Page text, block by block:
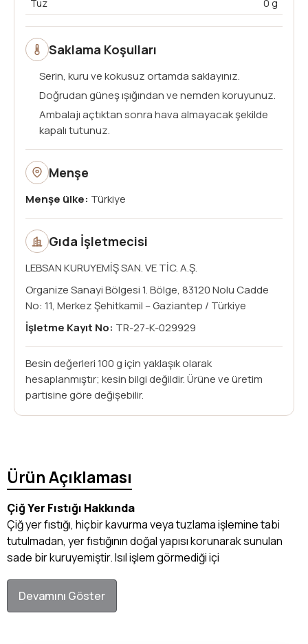
Tuz 0 g
Menşe
Menşe ülke: Türkiye
Saklama Koşulları
Serin, kuru ve kokusuz ortamda saklayınız.
Doğrudan güneş ışığından ve nemden koruyunuz.
Ambalajı açtıktan sonra hava almayacak şekilde
kapalı tutunuz.
Gıda İşletmecisi
LEBSAN KURUYEMİŞ SAN. VE TİC. A.Ş.
Organize Sanayi Bölgesi 1. Bölge, 83120 Nolu Cadde
No: 11, Merkez Şehitkamil – Gaziantep / Türkiye
İşletme Kayıt No: TR-27-K-029929
Besin değerleri 100 g için yaklaşık olarak
hesaplanmıştır; kesin bilgi değildir. Ürüne ve üretim
partisine göre değişebilir.
Ürün Açıklaması
Çiğ Yer Fıstığı Hakkında
Çiğ yer fıstığı, hiçbir kavurma veya tuzlama işlemine tabi
tutulmadan, yer fıstığının doğal yapısı korunarak sunulan
sade bir kuruyemiştir. Isıl işlem görmediği içi
Devamını Göster